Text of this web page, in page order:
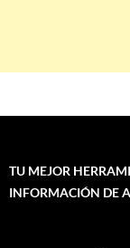
TU MEJOR
INFORMACIÓN DE